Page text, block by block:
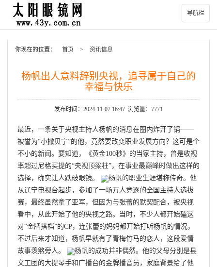
导航栏
你现在的位置： 首页 > 资讯信息
杨帆出人意料辞别央视，追寻属于自己的
幸福与快乐
发布时间：2024-11-07 16:47 浏览量：7771
最近，一条关于央视主持人杨帆的消息在圈内炸开了锅——
被誉为“小撒贝宁”的他，竟然要改变职业发展方向？这可是个
不小的新闻。要知道，《黄金100秒》的当家主持，曾是收视
率超过尼格买提的“央视顶梁柱”，在事业最巅峰时做出这样的
选择，确实让人跌破眼镜。
杨帆的职业生涯堪称传奇。他
从辽宁电视台起步，参加了一场万人竞逐的全国主持人选拔
赛，最终虽然拿了亚军，但因为与张蕾的默契配合，被央视
看中，从此开始了他的央视之路。当时，不少人都开始磕这
对“金牌搭档”的CP，连张蕾的妈妈都开始打听杨帆的情况，
不过后来才知道，杨帆早就有了青梅竹马的恋人，这段爱情
故事羡煞旁人。
杨帆的成功并非偶然。他的父母分别是县
文工团的大提琴手和广播台的金牌播音员，家庭背景给了他